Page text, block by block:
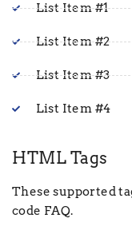
List Item #1
List Item #2
List Item #3
List Item #4
HTML Tags
These supported
code FAQ.